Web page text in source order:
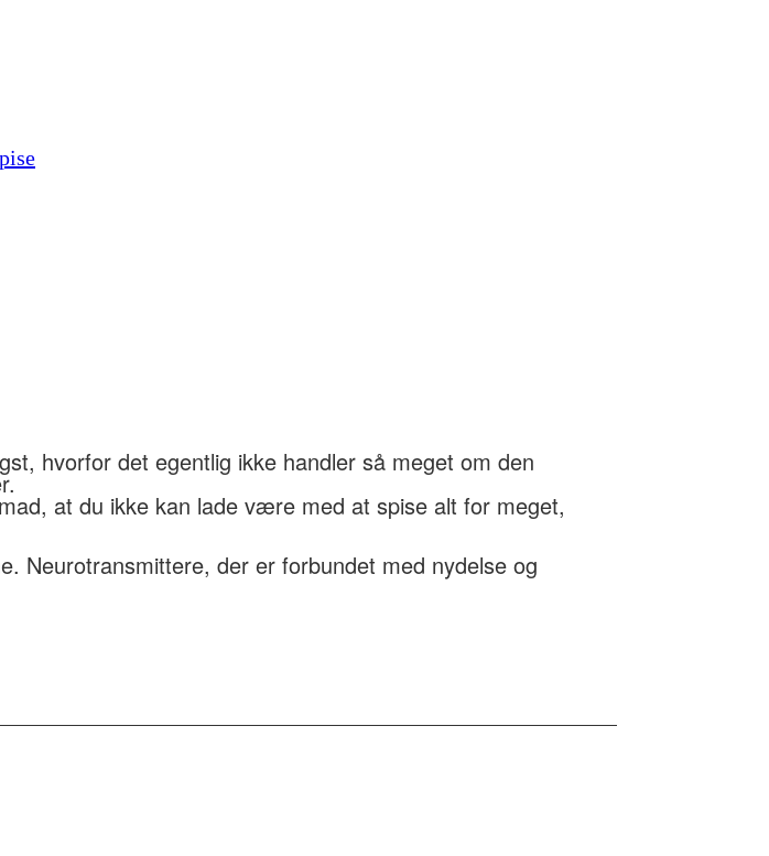
hvorfor det egentlig ikke handler så meget om den
at du ikke kan lade være med at spise alt for meget,
Neurotransmittere, der er forbundet med nydelse og